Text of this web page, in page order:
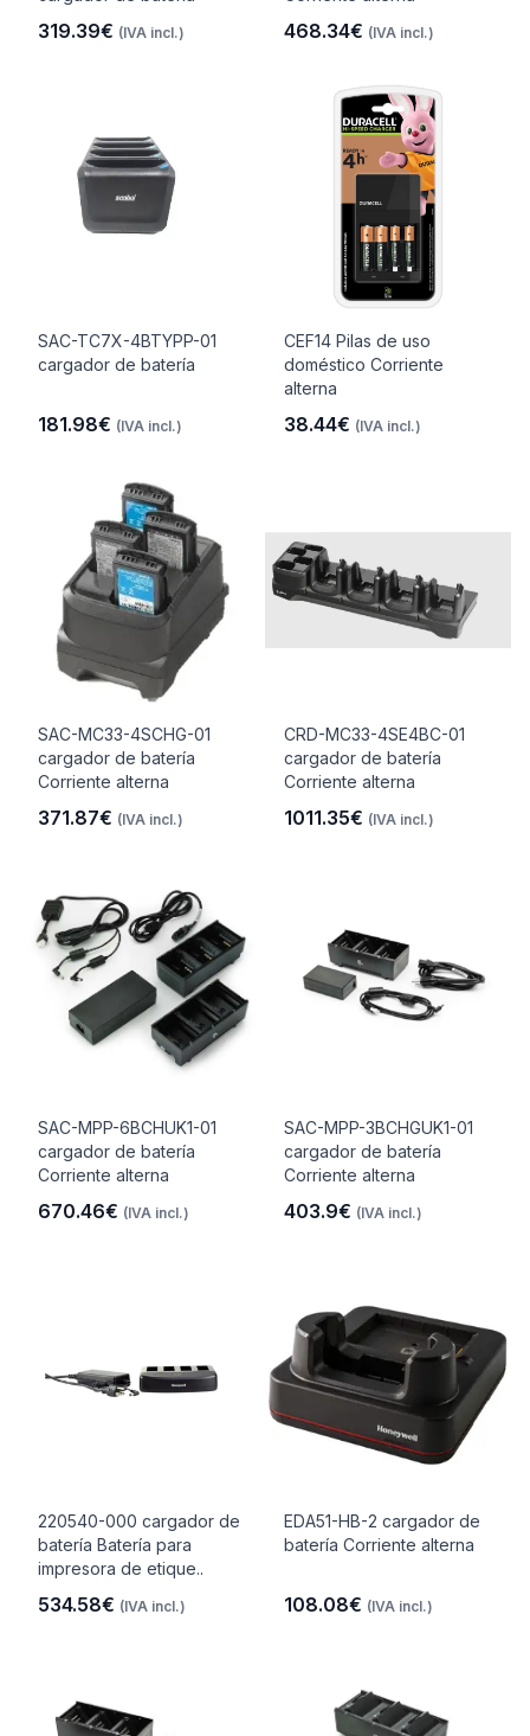
319.39€ (IVA incl.) 468.34€ (IVA incl.)
SAC-TC7X-4BTYPP-01
cargador de batería
181.98€ (IVA incl.)
CEF14 Pilas de uso
doméstico Corriente
alterna
38.44€ (IVA incl.)
SAC-MC33-4SCHG-01
cargador de batería
Corriente alterna
371.87€ (IVA incl.)
CRD-MC33-4SE4BC-01
cargador de batería
Corriente alterna
1011.35€ (IVA incl.)
SAC-MPP-6BCHUK1-01
cargador de batería
Corriente alterna
670.46€ (IVA incl.)
SAC-MPP-3BCHGUK1-01
cargador de batería
Corriente alterna
403.9€ (IVA incl.)
220540-000 cargador de
batería Batería para
impresora de etique..
534.58€ (IVA incl.)
EDA51-HB-2 cargador de
batería Corriente alterna
108.08€ (IVA incl.)